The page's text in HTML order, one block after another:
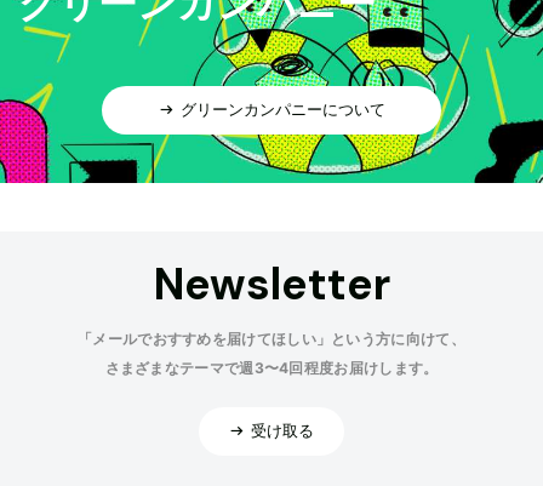
グリーンカンパニーについて
Newsletter
「メールでおすすめを届けてほしい」という方に向けて、
さまざまなテーマで週3〜4回程度お届けします。
受け取る